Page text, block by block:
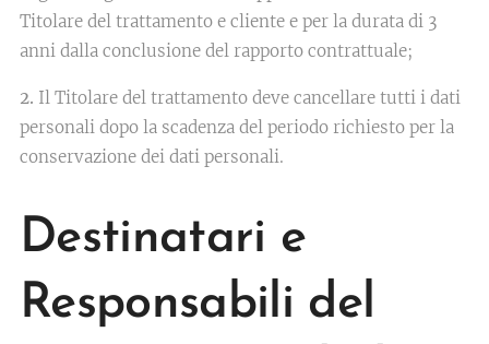
Titolare del trattamento e cliente e per la durata di 3
anni dalla conclusione del rapporto contrattuale;
2. Il Titolare del trattamento deve cancellare tutti i dati
personali dopo la scadenza del periodo richiesto per la
conservazione dei dati personali.
Destinatari e
Responsabili del